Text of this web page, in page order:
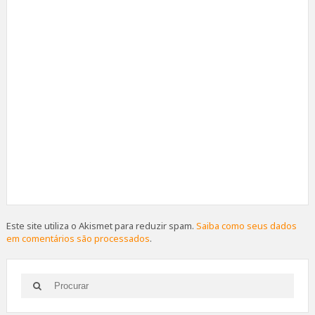
Este site utiliza o Akismet para reduzir spam. Saiba como seus dados
em comentários são processados.
for:
Search